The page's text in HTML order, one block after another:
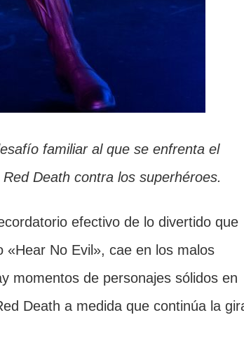
familiar al que se enfrenta el
Death contra los superhéroes.
efectivo de lo divertido que
No Evil», cae en los malos
momentos de personajes sólidos en
Death a medida que continúa la